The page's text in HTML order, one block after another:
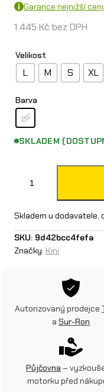
Garance nejnižší
1 445 Kč bez DPH
Velikost
L M S XL
Barva
SKLADEM
n
i
R
Skladem u dodavatele,
SKU: 9d42bcc4fefa
Značky: Kini
Autorizovaný prodejce
a Sur-Ron
Půjčovna –
motorku před